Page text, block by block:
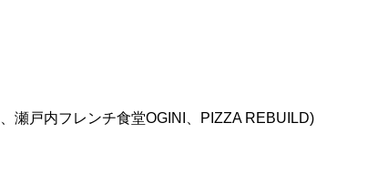
瀬戸内フレンチ食堂OGINI、PIZZA REBUILD)